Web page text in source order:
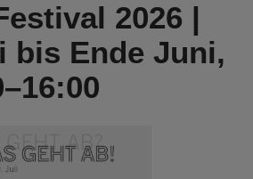
2026 |
bis Ende Juni,